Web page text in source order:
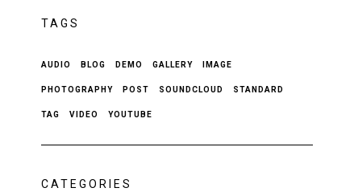
TAGS
AUDIO BLOG DEMO GALLERY IMAGE
PHOTOGRAPHY POST SOUNDCLOUD STANDARD
TAG VIDEO YOUTUBE
CATEGORIES